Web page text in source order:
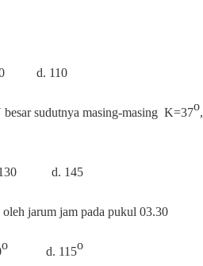
d. 110
sudutnya masing-masing K=37o,
d. 145
jarum jam pada pukul 03.30
o d. 115o